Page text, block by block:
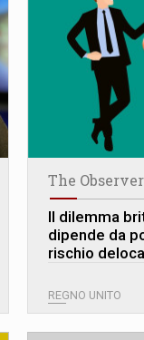
The Observer
Il dilemma
dipende da
rischio
REGNO UNITO